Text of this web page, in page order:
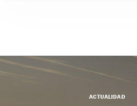
Saltar
al
VIRALES
PODCAST
ACTUALIDAD